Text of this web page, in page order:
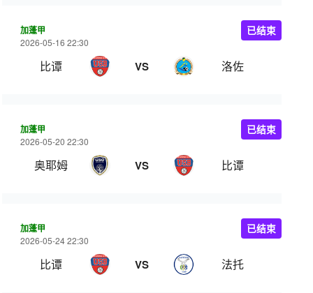
加蓬甲
2026-05-16 22:30
比谭 VS 洛佐
已结束
加蓬甲
2026-05-20 22:30
奥耶姆 VS 比谭
已结束
加蓬甲
2026-05-24 22:30
比谭 VS 法托
已结束